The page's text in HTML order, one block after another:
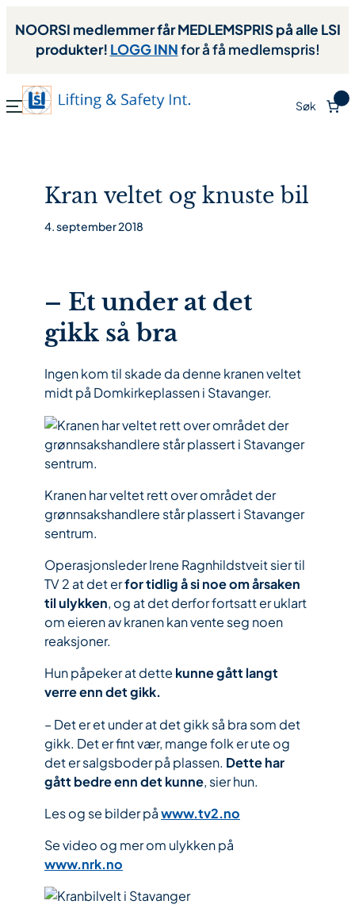
NOORSI medlemmer får MEDLEMSPRIS på alle LSI
produkter! LOGG INNfor å få medlemspris!
Søk
Kran veltet og knuste bil
4. september 2018
– Et under at det
gikk så bra
Ingen kom til skade da denne kranen veltet
midt på Domkirkeplassen i Stavanger.
Kranen har veltet rett over området der
grønnsakshandlere står plassert i Stavanger
sentrum.
Operasjonsleder Irene Ragnhildstveit sier til
TV 2 at det erfor tidlig å si noe om årsaken
til ulykken, og at det derfor fortsatt er uklart
om eieren av kranen kan vente seg noen
reaksjoner.
Hun påpeker at dette kunne gått langt
verre enn det gikk.
– Det er et under at det gikk så bra som det
gikk. Det er fint vær, mange folk er ute og
det er salgsboder på plassen. Dette har
gått bedre enn det kunne, sier hun.
Les og se bilder påwww.tv2.no
Se video og mer om ulykken på
www.nrk.no